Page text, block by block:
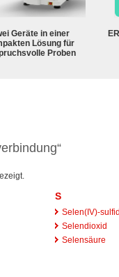
Geräte in einer
Lösung für
Proben
S
Selen(IV)-
Selendioxid
Selensäure